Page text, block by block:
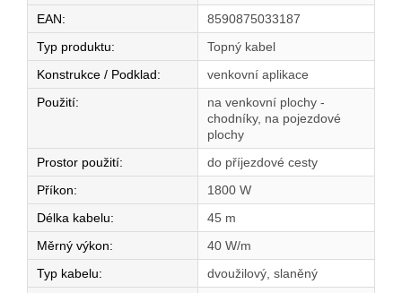
EAN:
8590875033187
Typ produktu:
Topný kabel
Konstrukce / Podklad:
venkovní aplikace
Použití:
na venkovní plochy -
chodníky, na pojezdové
plochy
Prostor použití:
do příjezdové cesty
Příkon:
1800 W
Délka kabelu:
45 m
Měrný výkon:
40 W/m
Typ kabelu:
dvoužilový, slaněný